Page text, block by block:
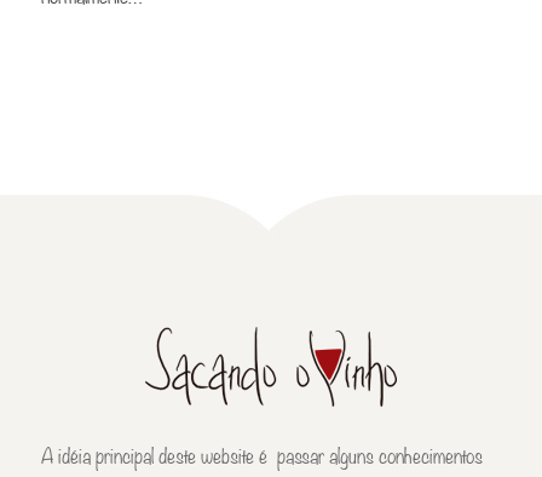
A idéia principal deste website é passar alguns conhecimentos